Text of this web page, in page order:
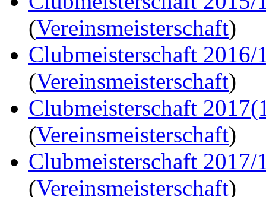
(Vereinsmeisterschaft)
Clubmeisterschaft 2016/
(Vereinsmeisterschaft)
Clubmeisterschaft
(Vereinsmeisterschaft)
Clubmeisterschaft 2017/
(Vereinsmeisterschaft)